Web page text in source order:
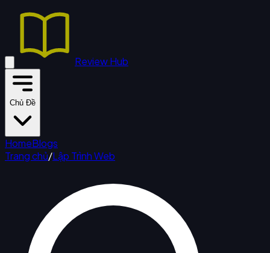
Review Hub
Chủ Đề
HomeBlogs
Trang chủ/Lập Trình Web